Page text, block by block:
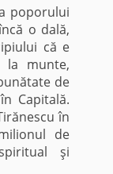
o dală,
că e
la munte,
de
Capitală.
în
de
şi